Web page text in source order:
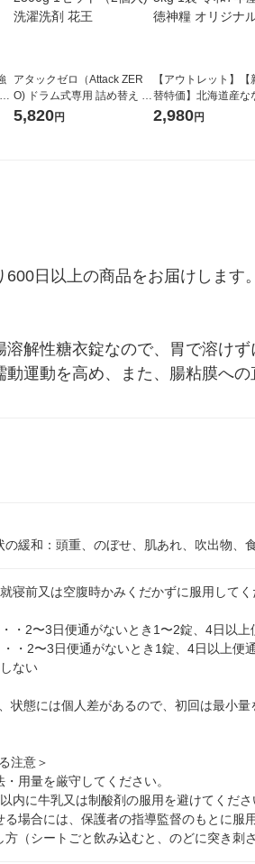
アタックゼロ（Attack ZER
O) ドラム式専用 詰め替え メ
ガジャンボ 2300g 1セット
5,820円
【アウトレット】【
替特価】北海道産な
し 無洗米 5kg 1袋 令
2,980円
日以上の商品をお届けします。
解性糖衣錠なので、胃で溶け
運動を高め、また、腸粘膜へ
の緩和：頭重、のぼせ、肌あれ、吹出物、
寝前又は空腹時かみくだかずに服用してく
・2〜3日便通がないとき1〜2錠、4日以
・2〜3日便通がないとき1錠、4日以上便
ない
状態には個人差があるので、初回は最小
注意＞
・用量を厳守してください。
内に牛乳又は制酸剤の服用を避けてくださ
る場合には、保護者の指導監督のもとに服
方（シートごと飲み込むと、のどに突き刺